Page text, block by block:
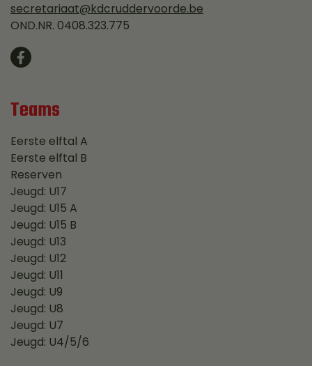
secretariaat@kdcruddervoorde.be
OND.NR. 0408.323.775
Teams
Eerste elftal A
Eerste elftal B
Reserven
Jeugd: U17
Jeugd: U15 A
Jeugd: U15 B
Jeugd: U13
Jeugd: U12
Jeugd: U11
Jeugd: U9
Jeugd: U8
Jeugd: U7
Jeugd: U4/5/6